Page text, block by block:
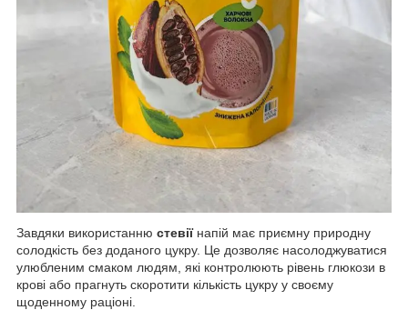
Завдяки використанню стевіїнапій має приємну природну
солодкість без доданого цукру. Це дозволяє насолоджуватися
улюбленим смаком людям, які контролюють рівень глюкози в
крові або прагнуть скоротити кількість цукру у своєму
щоденному раціоні.